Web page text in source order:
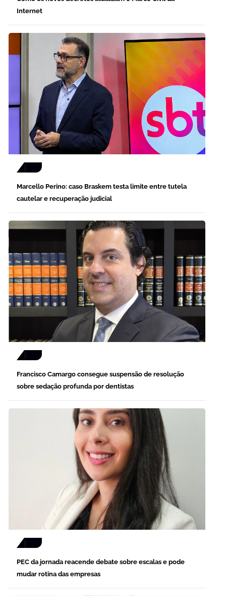
Internet
Marcello Perino: caso Braskem testa limite entre tutela
cautelar e recuperação judicial
Francisco Camargo consegue suspensão de resolução
sobre sedação profunda por dentistas
PEC da jornada reacende debate sobre escalas e pode
mudar rotina das empresas